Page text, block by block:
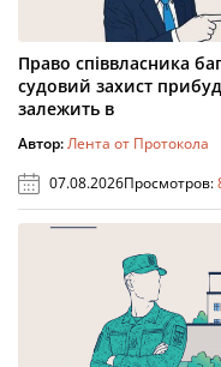
Право співвласника
судовий захист
залежить в
Автор:Лента от Протокола
07.08.2026Просмотров: